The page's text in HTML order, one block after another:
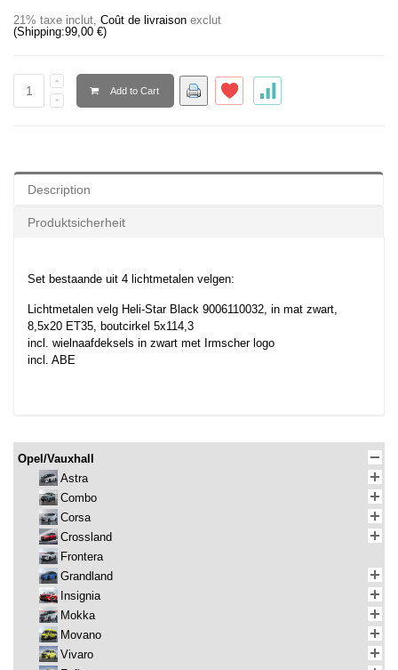
21% taxe inclut, Coût de livraison exclut
(Shipping:99,00 €)
Add to Cart
Description
Produktsicherheit
Set bestaande uit 4 lichtmetalen velgen:
Lichtmetalen velg Heli-Star Black 9006110032, in mat zwart,
8,5x20 ET35, boutcirkel 5x114,3
incl. wielnaafdeksels in zwart met Irmscher logo
incl. ABE
Opel/Vauxhall
Astra
Combo
Corsa
Crossland
Frontera
Grandland
Insignia
Mokka
Movano
Vivaro